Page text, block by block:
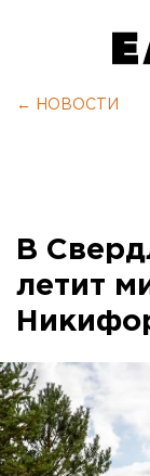
← НОВОСТИ
В
летит